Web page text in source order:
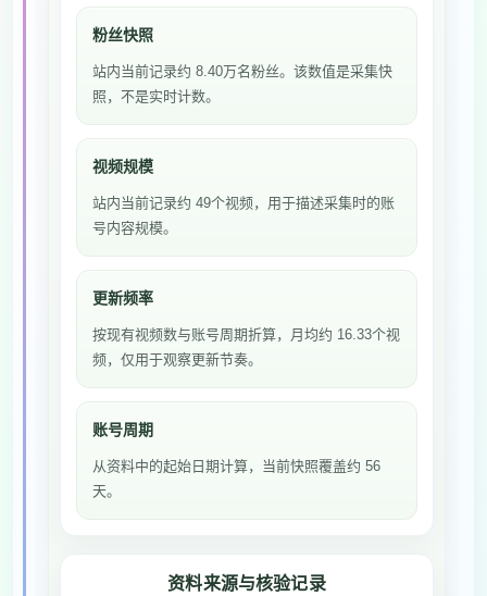
粉丝快照
站内当前记录约 8.40万名粉丝。该数值是采集快
照，不是实时计数。
视频规模
站内当前记录约 49个视频，用于描述采集时的账
号内容规模。
更新频率
按现有视频数与账号周期折算，月均约 16.33个视
频，仅用于观察更新节奏。
账号周期
从资料中的起始日期计算，当前快照覆盖约 56
天。
资料来源与核验记录